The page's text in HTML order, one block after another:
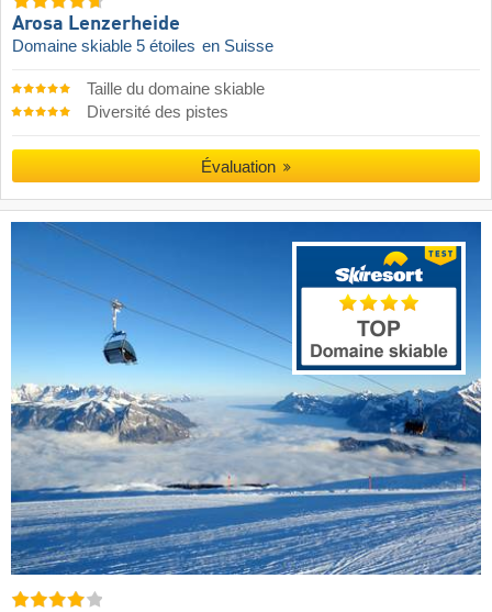
Arosa Lenzerheide
Domaine skiable 5 étoiles en Suisse
Taille du domaine skiable
Diversité des pistes
Évaluation